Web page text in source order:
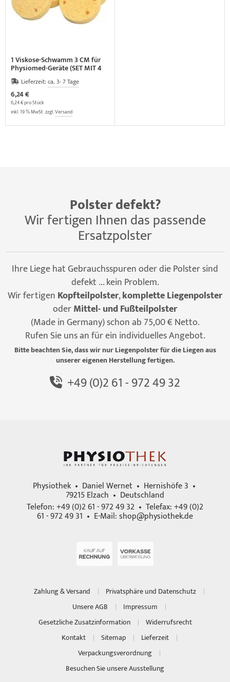
1 Viskose-Schwamm 3 CM für
Physiomed-Geräte (SET MIT 4
STÜCK)Lieferzeit: ca. 3- 7 Tage
6,24 €
6,24 € pro Stück
inkl. 19 % MwSt. zzgl.Versand
Polster defekt?
Wir fertigen Ihnen das passende
Ersatzpolster
Ihre Liege hat Gebrauchsspuren oder die Polster sind
defekt ... kein Problem.
Wir fertigen Kopfteilpolster,komplette Liegenpolster
oderMittel- und Fußteilpolster
(Made in Germany) schon ab 75,00 € Netto.
Rufen Sie uns an für ein individuelles Angebot.
Bitte beachten Sie, dass wir nur Liegenpolster für die Liegen aus
unserer eigenen Herstellung fertigen.
+49 (0)2 61 - 972 49 32
Physiothek • Daniel Wernet • Hernishöfe 3 •
79215 Elzach • Deutschland
Telefon: +49 (0)2 61 - 972 49 32 • Telefax: +49 (0)2
61 - 972 49 31 • E-Mail:shop@physiothek.de
Zahlung & Versand
Privatsphäre und Datenschutz
Unsere AGB
Impressum
Gesetzliche Zusatzinformation
Widerrufsrecht
Kontakt
Sitemap
Lieferzeit
Verpackungsverordnung
Besuchen Sie unsere Ausstellung